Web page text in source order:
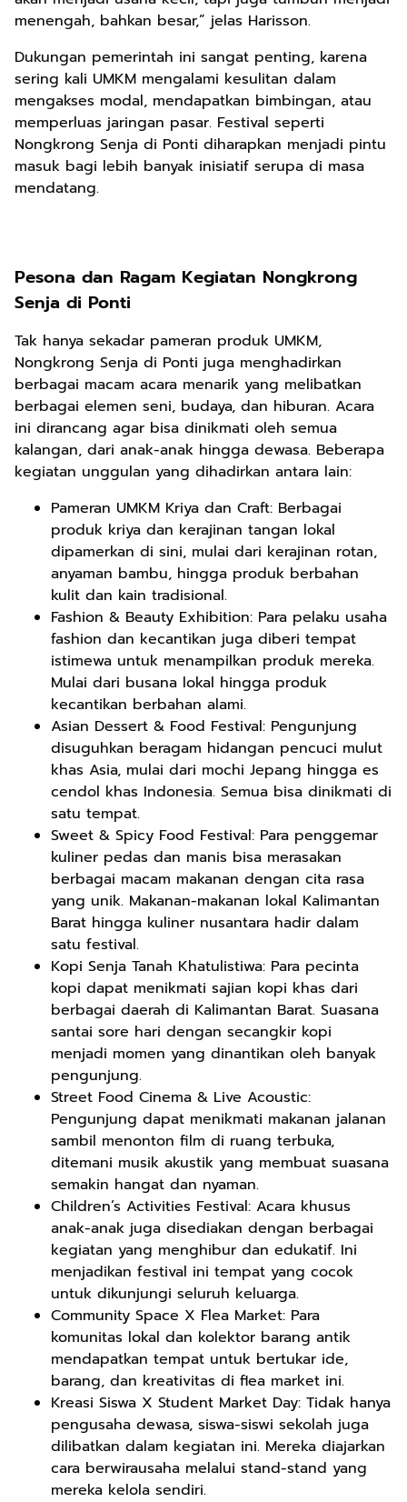
menengah, bahkan besar,” jelas Harisson.
Dukungan pemerintah ini sangat penting, karena
sering kali UMKM mengalami kesulitan dalam
mengakses modal, mendapatkan bimbingan, atau
memperluas jaringan pasar. Festival seperti
Nongkrong Senja di Ponti diharapkan menjadi pintu
masuk bagi lebih banyak inisiatif serupa di masa
mendatang.
Pesona dan Ragam Kegiatan Nongkrong
Senja di Ponti
Tak hanya sekadar pameran produk UMKM,
Nongkrong Senja di Ponti juga menghadirkan
berbagai macam acara menarik yang melibatkan
berbagai elemen seni, budaya, dan hiburan. Acara
ini dirancang agar bisa dinikmati oleh semua
kalangan, dari anak-anak hingga dewasa. Beberapa
kegiatan unggulan yang dihadirkan antara lain:
Pameran UMKM Kriya dan Craft: Berbagai
produk kriya dan kerajinan tangan lokal
dipamerkan di sini, mulai dari kerajinan rotan,
anyaman bambu, hingga produk berbahan
kulit dan kain tradisional.
Fashion & Beauty Exhibition: Para pelaku usaha
fashion dan kecantikan juga diberi tempat
istimewa untuk menampilkan produk mereka.
Mulai dari busana lokal hingga produk
kecantikan berbahan alami.
Asian Dessert & Food Festival: Pengunjung
disuguhkan beragam hidangan pencuci mulut
khas Asia, mulai dari mochi Jepang hingga es
cendol khas Indonesia. Semua bisa dinikmati di
satu tempat.
Sweet & Spicy Food Festival: Para penggemar
kuliner pedas dan manis bisa merasakan
berbagai macam makanan dengan cita rasa
yang unik. Makanan-makanan lokal Kalimantan
Barat hingga kuliner nusantara hadir dalam
satu festival.
Kopi Senja Tanah Khatulistiwa: Para pecinta
kopi dapat menikmati sajian kopi khas dari
berbagai daerah di Kalimantan Barat. Suasana
santai sore hari dengan secangkir kopi
menjadi momen yang dinantikan oleh banyak
pengunjung.
Street Food Cinema & Live Acoustic:
Pengunjung dapat menikmati makanan jalanan
sambil menonton film di ruang terbuka,
ditemani musik akustik yang membuat suasana
semakin hangat dan nyaman.
Children’s Activities Festival: Acara khusus
anak-anak juga disediakan dengan berbagai
kegiatan yang menghibur dan edukatif. Ini
menjadikan festival ini tempat yang cocok
untuk dikunjungi seluruh keluarga.
Community Space X Flea Market: Para
komunitas lokal dan kolektor barang antik
mendapatkan tempat untuk bertukar ide,
barang, dan kreativitas di flea market ini.
Kreasi Siswa X Student Market Day: Tidak hanya
pengusaha dewasa, siswa-siswi sekolah juga
dilibatkan dalam kegiatan ini. Mereka diajarkan
cara berwirausaha melalui stand-stand yang
mereka kelola sendiri.